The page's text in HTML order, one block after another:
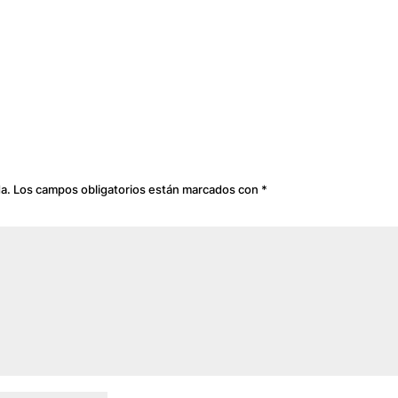
Los campos obligatorios están marcados con *